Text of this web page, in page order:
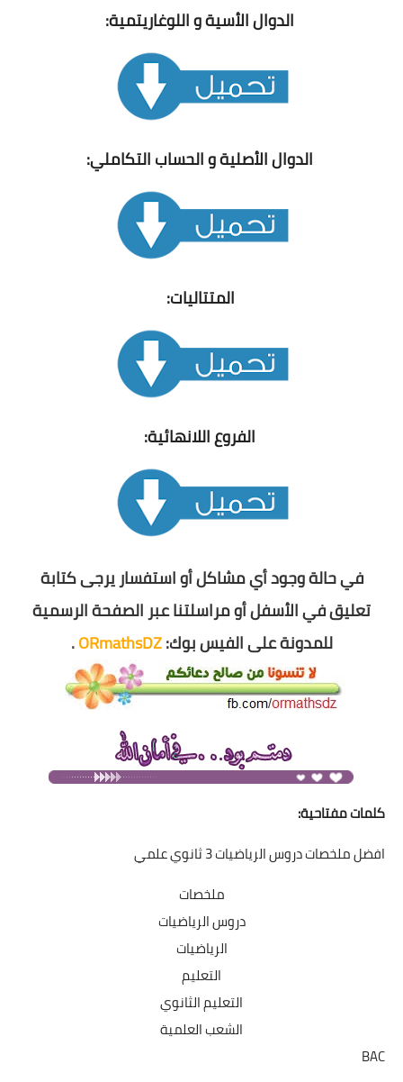
الدوال الأسية و اللوغاريتمية:
الدوال الأصلية و الحساب التكاملي:
المتتاليات:
الفروع اللانهائية:
في حالة وجود أي مشاكل أو استفسار يرجى كتابة
تعليق في الأسفل أو مراسلتنا عبر الصفحة الرسمية
للمدونة على الفيس بوك:ORmathsDZ
.
كلمات مفتاحية:
افضل ملخصات دروس الرياضيات 3 ثانوي علمي
ملخصات
دروس الرياضيات
الرياضيات
التعليم
التعليم الثانوي
الشعب العلمية
BAC